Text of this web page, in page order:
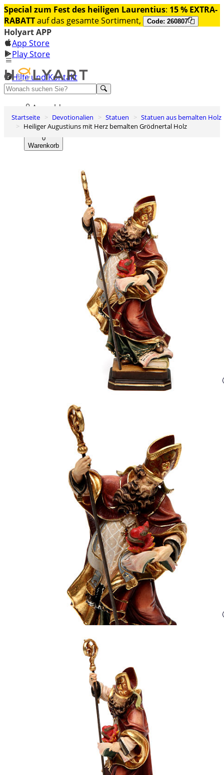
Special zum Fest des heiligen Laurentius: 15 % EXTRA-
RABATTauf das gesamte Sortiment, Code: 260807
Holyart APP
App Store
Play Store
Hilfe und Kontakt
Entdecken Sie Premium
Anmelden
Wunschliste
0
Warenkorb
Startseite Devotionalien Statuen
Statuen aus bemalten Holz
Heiliger Augustiuns mit Herz bemalten Grödnertal Holz